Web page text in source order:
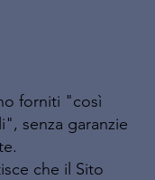
forniti "così
senza garanzie
che il Sito